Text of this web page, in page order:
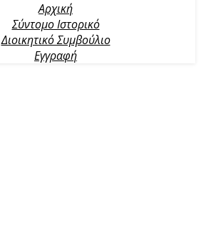
Αρχική
Σύντομο Ιστορικό
Διοικητικό Συμβούλιο
Εγγραφή